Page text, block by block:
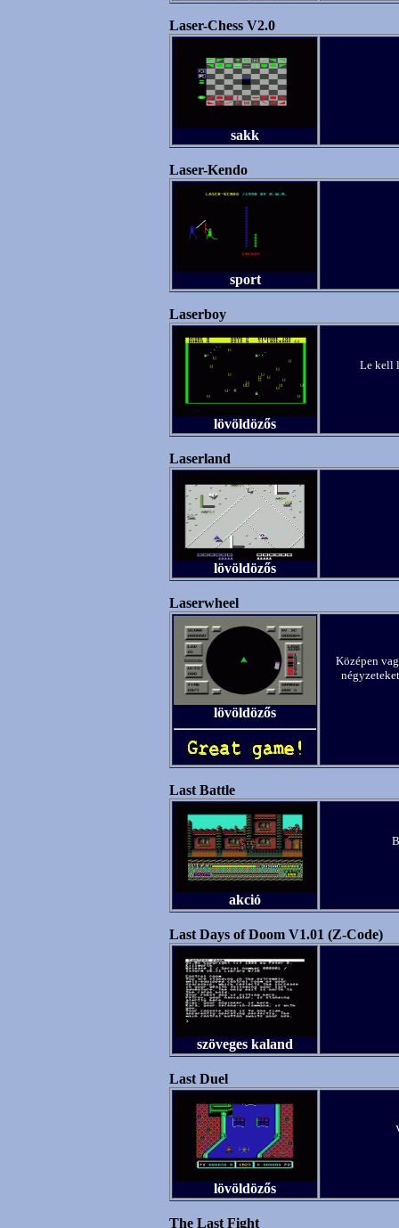
Laser-Chess V2.0
sakk
Laser-Kendo
sport
Laserboy
lövöldözős
Le kell
Laserland
lövöldözős
Laserwheel
lövöldözős
Középen
Last Battle
akció
Last Days of Doom V1.01 (Z-Code)
szöveges kaland
Last Duel
lövöldözős
The Last Fight